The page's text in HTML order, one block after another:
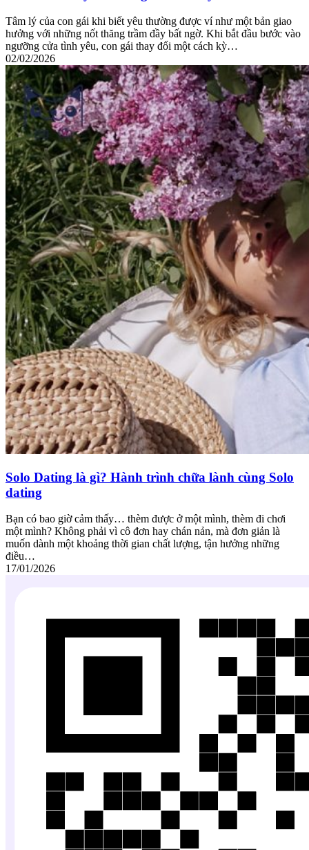
Tâm lý của con gái khi biết yêu thường được ví như một bản giao
hưởng với những nốt thăng trầm đầy bất ngờ. Khi bắt đầu bước vào
ngưỡng cửa tình yêu, con gái thay đổi một cách kỳ…
02/02/2026
Solo Dating là gì? Hành trình chữa lành cùng Solo
dating
Bạn có bao giờ cảm thấy… thèm được ở một mình, thèm đi chơi
một mình? Không phải vì cô đơn hay chán nản, mà đơn giản là
muốn dành một khoảng thời gian chất lượng, tận hưởng những
điều…
17/01/2026